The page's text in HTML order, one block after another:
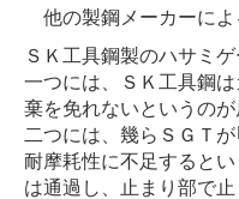
他の製鋼メーカーによ
ＳＫ工具鋼製のハサミ
一つには、ＳＫ工具鋼
棄を免れないというの
二つには、幾らＳＧＴ
耐摩耗性に不足すると
は通過し、止まり部で